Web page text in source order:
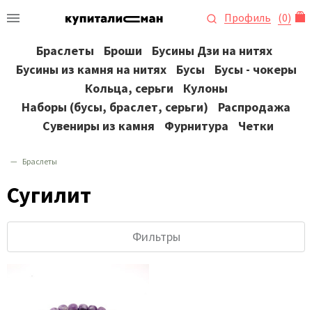
Профиль (0)
Браслеты Броши
Бусины Дзи на нитях
Бусины из камня на нитях
Бусы
Бусы - чокеры
Кольца, серьги
Кулоны
Наборы (бусы, браслет, серьги)
Распродажа
Сувениры из камня
Фурнитура Четки
Браслеты
Сугилит
Фильтры